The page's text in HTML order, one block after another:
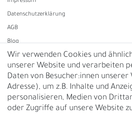
Daten­schutz­erklärung
AGB
Blog
Vertrag widerrufen
UNTERNEHMEN
Nachhaltigkeit
Wir verwenden Cookies und
unserer Website und verarbeiten
Daten von Besucher:innen unserer
Adresse), um z.B. Inhalte und
personalisieren, Medien von
oder Zugriffe auf unsere Website